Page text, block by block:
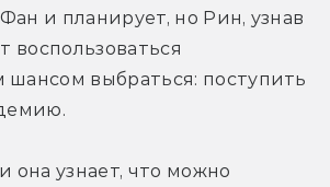
и планирует, но Рин, узнав
воспользоваться
выбраться: поступить
она узнает, что можно